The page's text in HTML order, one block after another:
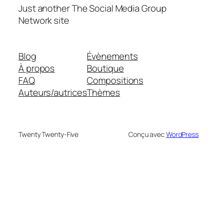
Just another The Social Media Group
Network site
Blog
À propos
FAQ
Auteurs/autrices
Évènements
Boutique
Compositions
Thèmes
Twenty Twenty-Five Conçu avec WordPress